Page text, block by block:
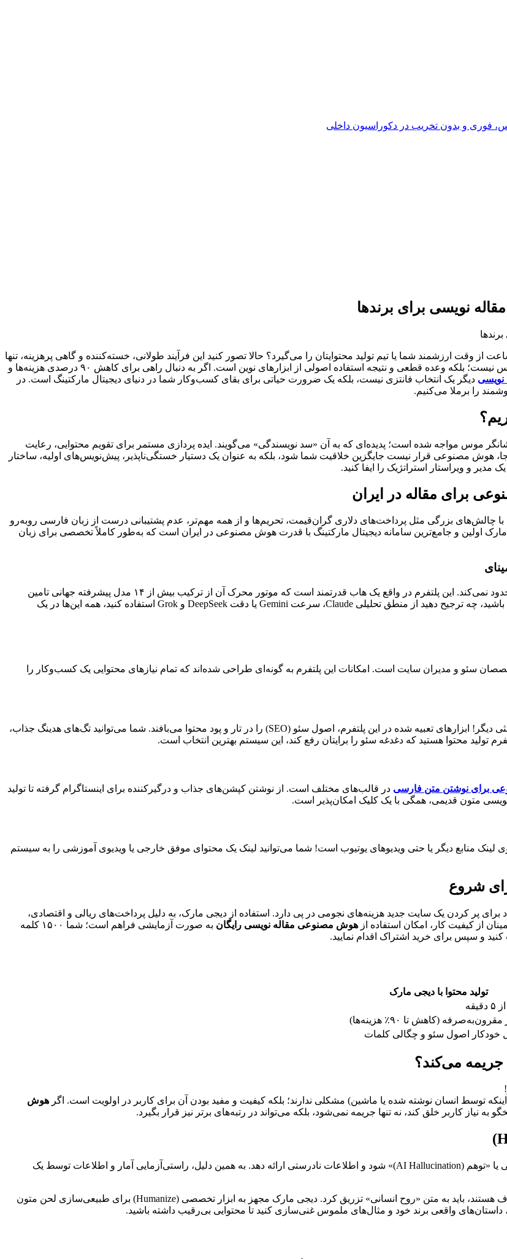
فوری و بدون تخریب در دکوراسیون داخلی
نویسی برای برندها
می‌دانستید نگارش یک مقاله تخصصی و سئو شده به‌طور میانگین بین ۴ تا ۸ ساعت از وقت ارزشمند شما یا تیم تولید محتوایتان را می‌گیرد؟ حالا تصور کنید این فرآیند طولانی، خسته‌کننده و گاهی پرهزینه، تنها
در کمتر از ۵ دقیقه و با کیفیتی خیره‌کننده انجام شود! این یک رویای دور از دسترس نیست؛ بلکه وعده قطعی و نتیجه استفاده اصولی از ابزارهای نوین است. اگر به دنبال راهی برای کاهش ۹۰ درصدی هزینه‌ها و
دیگر یک انتخاب فانتزی نیست، بلکه یک ضرورت حیاتی برای بقای کسب‌وکار شما در دنیای دیجیتال مارکتینگ است. در
را برملا می‌کنیم.
موس مواجه شده است؛ پدیده‌ای که به آن «سد نویسندگی» می‌گویند. ایده پردازی مستمر برای تقویم محتوایی، رعایت
هوش مصنوعی قرار نیست جایگزین خلاقیت شما شود، بلکه به عنوان یک دستیار خستگی‌ناپذیر، پیش‌نویس‌های اولیه، ساختار
مدیر و ویراستار استراتژیک را ایفا کنید.
چالش‌های بزرگی مثل پرداخت‌های دلاری گران‌قیمت، تحریم‌ها و از همه مهم‌تر، عدم پشتیبانی درست از زبان فارسی روبه‌رو
اولین و جامع‌ترین سامانه دیجیتال مارکتینگ با قدرت هوش مصنوعی در ایران است که به‌طور کاملاً تخصصی برای زبان
یکی از بزرگترین مزیت‌های دیجی مارک این است که شما را به یک ابزار خاص محدود نمی‌کند. این پلتفرم در واقع یک هاب قدرتمند است که موتور محرک آن از ترکیب بیش از ۱۴ مدل پیشرفته جهانی تامین
نسخه 4o را داشته باشید، چه ترجیح دهید از منطق تحلیلی Claude، سرعت Gemini یا دقت DeepSeek و Grok استفاده کنید، همه این‌ها در یک
سئو و مدیران سایت است. امکانات این پلتفرم به گونه‌ای طراحی شده‌اند که تمام نیازهای محتوایی یک کسب‌وکار را
تولید محتوا یک بحث است و تولید محتوایی که گوگل آن را دوست داشته باشد، بحثی دیگر! ابزارهای تعبیه شده در این پلتفرم، اصول سئو (SEO) را در تار و پود محتوا می‌بافند. شما می‌توانید تگ‌های هدینگ جذاب،
تولید محتوا هستید که دغدغه سئو را برایتان رفع کند، این سیستم بهترین انتخاب است.
برای نوشتن متن فارسی در قالب‌های مختلف است. از نوشتن کپشن‌های جذاب و درگیرکننده برای اینستاگرام گرفته تا تولید
متون قدیمی، همگی با یک کلیک امکان‌پذیر است.
لینک منابع دیگر یا حتی ویدیوهای یوتیوب است! شما می‌توانید لینک یک محتوای موفق خارجی یا ویدیوی آموزشی را به سیستم
شروع
پر کردن یک سایت جدید هزینه‌های نجومی در پی دارد. استفاده از دیجی مارک، به دلیل پرداخت‌های ریالی و اقتصادی،
از کیفیت کار، امکان استفاده از هوش مصنوعی مقاله نویسی رایگان
به صورت آزمایشی فراهم است؛ شما ۱۵۰۰ کلمه
و سپس برای خرید اشتراک اقدام نمایید.
تولید محتوا با دیجی مارک
(کاهش تا ۹۰٪ هزینه‌ها)
خودکار اصول سئو و چگالی کلمات
می‌کند؟
توسط انسان نوشته شده یا ماشین) مشکلی ندارند؛ بلکه کیفیت و مفید بودن آن برای کاربر در اولویت است. اگر هوش
نیاز کاربر خلق کند، نه تنها جریمه نمی‌شود، بلکه می‌تواند در رتبه‌های برتر نیز قرار بگیرد.
با وجود تمام پیشرفت‌ها، هوش مصنوعی هنوز ممکن است دچار خطای محاسباتی یا «توهم (AI Hallucination)» شود و اطلاعات نادرستی ارائه دهد. به همین دلیل، راستی‌آزمایی آمار و اطلاعات توسط یک
علاوه بر این، برای اینکه کاربر و موتورهای جستجو احساس نکنند با یک ربات طرف هستند، باید به متن «روح انسانی» تزریق کرد. دیجی مارک مجهز به ابزار تخصصی (Humanize) برای طبیعی‌سازی لحن متون
واقعی برند خود و مثال‌های ملموس غنی‌سازی کنید تا محتوایی بی‌رقیب داشته باشید.